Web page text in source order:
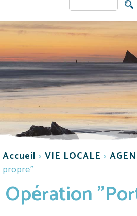
Rechercher
Accueil > VIE LOCALE >
propre"
Opération